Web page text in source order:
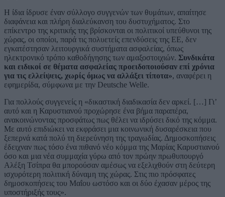
Η ίδια ίδρυσε έναν σύλλογο συγγενών των θυμάτων, απαίτησε
διαφάνεια και πλήρη διαλεύκανση του δυστυχήματος. Στο
επίκεντρο της κριτικής της βρίσκονται οι πολιτικοί υπεύθυνοι της
χώρας, οι οποίοι, παρά τις πολυετείς επενδύσεις της ΕΕ, δεν
εγκατέστησαν λειτουργικά συστήματα ασφαλείας, όπως
ηλεκτρονικό τρόπο καθοδήγησης των αμαξοστοιχιών. Συνδικάτα
και ειδικοί σε θέματα ασφαλείας προειδοποιούσαν επί χρόνια
για τις ελλείψεις, χωρίς όμως να αλλάξει τίποτα», αναφέρει η
εφημερίδα, σύμφωνα με την Deutsche Welle.
Για πολλούς συγγενείς η «δικαστική διαδικασία δεν αρκεί. […] Γι’
αυτό και η Καρυστιανού προχώρησε ένα βήμα παραπέρα,
ανακοινώνοντας προσφάτως πως θέλει να ιδρύσει δικό της κόμμα.
Με αυτό επιδιώκει να εκφράσει μια κοινωνική δυσαρέσκεια που
ξεπερνά κατά πολύ τη διερεύνηση της τραγωδίας. Δημοσκοπήσεις
έδειχναν πως τόσο ένα πιθανό νέο κόμμα της Μαρίας Καρυστιανού
όσο και μια νέα συμμαχία γύρω από τον πρώην πρωθυπουργό
Αλέξη Τσίπρα θα μπορούσαν αμέσως να εξελιχθούν στη δεύτερη
ισχυρότερη πολιτική δύναμη της χώρας. Στις πιο πρόσφατες
δημοσκοπήσεις του Μαΐου ωστόσο και οι δύο έχασαν μέρος της
υποστήριξής τους».